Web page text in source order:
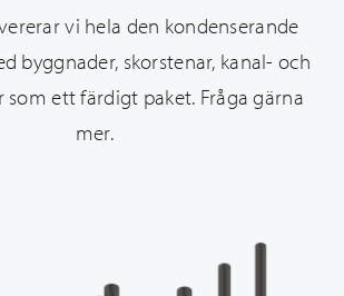
vi hela den kondenserande
byggnader, skorstenar, kanal- och
ett färdigt paket. Fråga gärna
mer.